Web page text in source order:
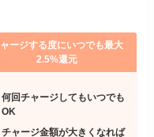
ージする度にいつでも最大
2.5%還元
何回チャージしてもいつでも
OK
チャージ金額が大きくなれば